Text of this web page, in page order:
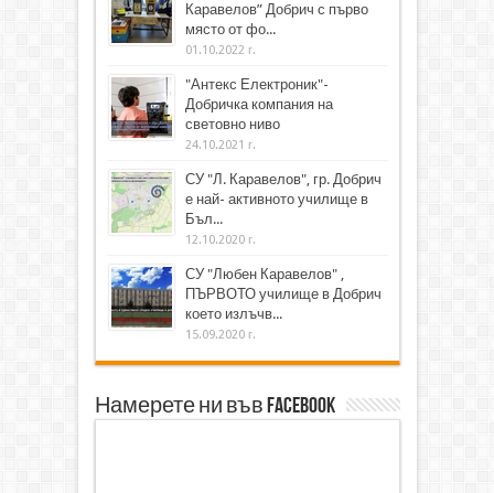
Каравелов” Добрич с първо
място от фо...
01.10.2022 г.
"Антекс Електроник"-
Добричка компания на
световно ниво
24.10.2021 г.
СУ "Л. Каравелов", гр. Добрич
е най- активното училище в
Бъл...
12.10.2020 г.
СУ "Любен Каравелов" ,
ПЪРВОТО училище в Добрич
което излъчв...
15.09.2020 г.
Намерете ни във Facebook